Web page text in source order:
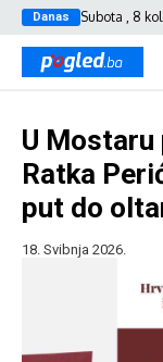
Danas Subota , 8
U
Ratka
put do
18. Svibnja 2026.